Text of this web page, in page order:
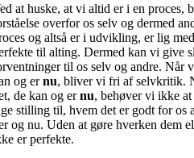
at huske, at vi altid er i en proces,
overfor os selv og dermed
og altså er i udvikling, er lig
til alting. Dermed kan vi give
til os selv og andre. Når
og ernu, bliver vi fri af selvkritik.
de kan og ernu, behøver vi ikke
stilling til, hvem det er godt for os
og nu. Uden at gøre hverken dem
er perfekte.